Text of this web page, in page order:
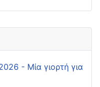
- Μία γιορτή για